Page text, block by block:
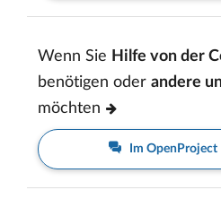
Wenn Sie Hilfe von der
benötigen oder andere
möchten
Im